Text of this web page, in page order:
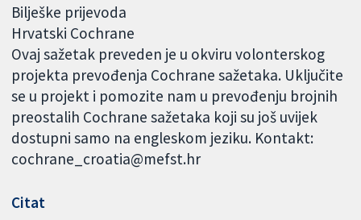
Bilješke prijevoda
Hrvatski Cochrane
Ovaj sažetak preveden je u okviru volonterskog
projekta prevođenja Cochrane sažetaka. Uključite
se u projekt i pomozite nam u prevođenju brojnih
preostalih Cochrane sažetaka koji su još uvijek
dostupni samo na engleskom jeziku. Kontakt:
cochrane_croatia@mefst.hr
Citat